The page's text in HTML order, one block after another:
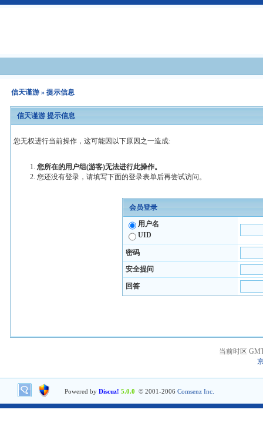
信天谨游 » 提示信息
信天谨游 提示信息
您无权进行当前操作，这可能因以下原因之一造成:
您所在的用户组(游客)无法进行此操作。
您还没有登录，请填写下面的登录表单后再尝试访问。
会员登录
用户名
UID
密码
安全提问
回答
当前时区
Powered by Discuz! 5.0.0 © 2001-2006 Comsenz Inc.